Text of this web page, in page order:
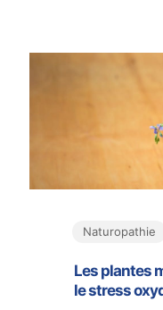
Naturopathie
Les plantes
le stress